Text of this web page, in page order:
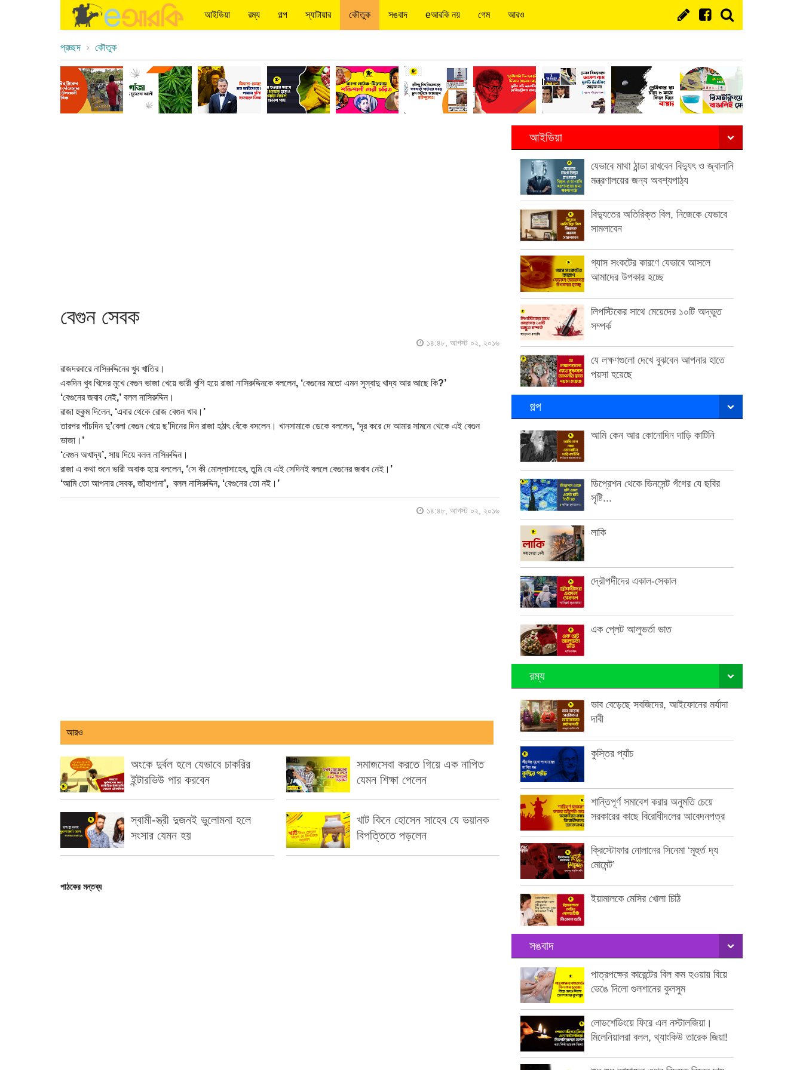
আইডিয়া রম্য গল্প স্যাটায়ার কৌতুক সঙবাদ eআরকি নয় গেম আরও
প্রচ্ছদ কৌতুক
বেগুন সেবক
১৪:৪৮, আগস্ট ০২, ২০১৬
রাজদরবারে নাসিরুদ্দিনের খুব খাতির।
একদিন খুব খিদের মুখে বেগুন ভাজা খেয়ে ভারী খুশি হয়ে রাজা নাসিরুদ্দিনকে বললেন, ‘বেগুনের মতো এমন সুস্বাদু খাদ্য আর আছে কি?’
‘বেগুনের জবাব নেই,’ বলল নাসিরুদ্দিন।
রাজা হুকুম দিলেন, ‘এবার থেকে রোজ বেগুন খাব। ’
তারপর পাঁচদিন দু’বেলা বেগুন খেয়ে ছ’দিনের দিন রাজা হঠাৎ বেঁকে বসলেন। খানসামাকে ডেকে বললেন, ‘দূর করে দে আমার সামনে থেকে এই বেগুন
ভাজা। ’
‘বেগুন অখাদ্য’, সায় দিয়ে বলল নাসিরুদ্দিন।
রাজা এ কথা শুনে ভারী অবাক হয়ে বললেন, ‘সে কী মোল্লাসাহেব,তুমি যে এই সেদিনই বললে বেগুনের জবাব নেই। ’
‘আমি তো আপনার সেবক, জাঁহাপানা’, বলল নাসিরুদ্দিন, ‘বেগুনের তো নই। ’
১৪:৪৮, আগস্ট ০২, ২০১৬
আরও
অংকে দুর্বল হলে যেভাবে চাকরির
ইন্টারভিউ পার করবেন
স্বামী-স্ত্রী দুজনই ভুলোমনা হলে
সংসার যেমন হয়
সমাজসেবা করতে গিয়ে এক নাপিত
যেমন শিক্ষা পেলেন
খাট কিনে হোসেন সাহেব যে ভয়ানক
বিপত্তিতে পড়লেন
পাঠকের মন্তব্য
আইডিয়া
যেভাবে মাথা ঠান্ডা রাখবেন বিদ্যুৎ ও জ্বালানি
মন্ত্রণালয়ের জন্য অবশ্যপাঠ্য
বিদ্যুতের অতিরিক্ত বিল, নিজেকে যেভাবে
সামলাবেন
গ্যাস সংকটের কারণে যেভাবে আসলে
আমাদের উপকার হচ্ছে
লিপস্টিকের সাথে মেয়েদের ১০টি অদ্ভুত
সম্পর্ক
যে লক্ষণগুলো দেখে বুঝবেন আপনার হাতে
পয়সা হয়েছে
গল্প
আমি কেন আর কোনোদিন দাড়ি কাটিনি
ডিপ্রেশন থেকে ভিনসেন্ট গঁগের যে ছবির
সৃষ্টি...
লাকি
দ্রৌপদীদের একাল-সেকাল
এক প্লেট আলুভর্তা ভাত
রম্য
ভাব বেড়েছে সবজিদের, আইফোনের মর্যাদা
দাবী
কুস্তির প্যাঁচ
শান্তিপূর্ণ সমাবেশ করার অনুমতি চেয়ে
সরকারের কাছে বিরোধীদলের আবেদনপত্র
ক্রিস্টোফার নোলানের সিনেমা ‘মূহুর্ত দ্য
মোমেন্ট’
ইয়ামালকে মেসির খোলা চিঠি
সঙবাদ
পাত্রপক্ষের কারেন্টের বিল কম হওয়ায় বিয়ে
ভেঙে দিলো গুলশানের কুলসুম
লোডশেডিংয়ে ফিরে এল নস্টালজিয়া।
মিলেনিয়ালরা বলল, থ্যাংকিউ তারেক জিয়া!